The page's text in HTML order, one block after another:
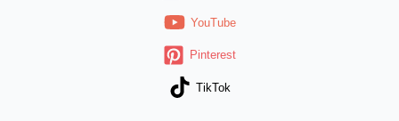
YouTube
Pinterest
TikTok